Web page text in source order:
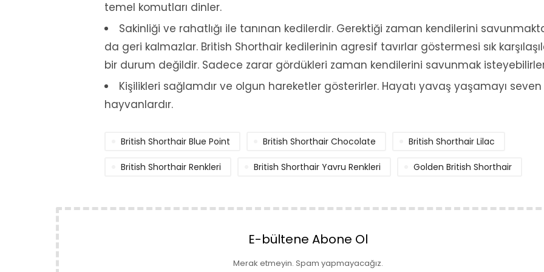
temel komutları dinler.
Sakinliği ve rahatlığı ile tanınan kedilerdir. Gerektiği zaman kendilerini
da geri kalmazlar. British Shorthair kedilerinin agresif tavırlar göstermesi sık
bir durum değildir. Sadece zarar gördükleri zaman kendilerini savunmak
Kişilikleri sağlamdır ve olgun hareketler gösterirler. Hayatı yavaş yaşamayı seven
hayvanlardır.
British Shorthair Blue Point British Shorthair Chocolate British Shorthair Lilac
British Shorthair Renkleri British Shorthair Yavru Renkleri Golden British Shorthair
E-bültene Abone Ol
Merak etmeyin. Spam yapmayacağız.